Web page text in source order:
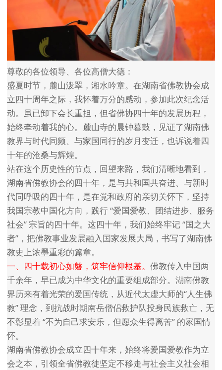
尊敬的各位领导、各位高僧大德：
盛夏时节，麓山泼翠，湘水吟章。在湖南省佛教协会成
立四十周年之际，我怀着万分的感动，参加此次纪念活
动。虽已卸下会长重担，但省佛协四十年的发展历程，
始终牵动着我的心。麓山寺的晨钟暮鼓，见证了湖南佛
教界与时代同频、与家国同行的岁月变迁，也诉说着四
十年的沧桑与辉煌。
站在这个历史性的节点，回望来路，我们清晰地看到，
湖南省佛教协会的四十年，是与共和国共奋进、与新时
代同呼吸的四十年，是在党和政府的亲切关怀下，坚持
我国宗教中国化方向，践行 “爱国爱教、团结进步、服务
社会” 宗旨的四十年。这四十年，我们始终牢记 “国之大
者”，把佛教事业发展融入国家发展大局，书写了湖南佛
教史上浓墨重彩的篇章。
一、四十载初心如磐，筑牢信仰根基。 佛教传入中国两
千余年，早已成为中华文化的重要组成部分。湖南佛教
界历来有着光荣的爱国传统，从近代太虚大师的“人生佛
教” 理念，到抗战时期南岳僧侣救护队投身民族救亡，无
不彰显着 “不为自己求安乐，但愿众生得离苦” 的家国情
怀。
湖南省佛教协会成立四十年来，始终将爱国爱教作为立
会之本，引领全省佛教徒坚定不移走与社会主义社会相